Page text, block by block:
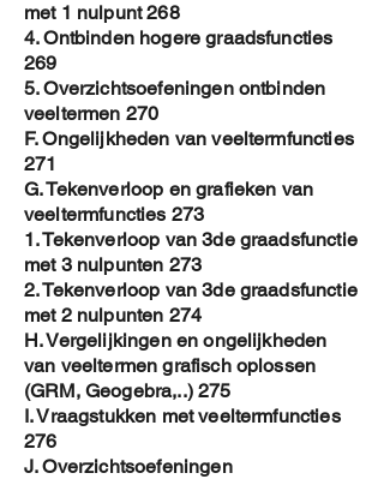
met 1 nulpunt 268
4. Ontbinden hogere graadsfuncties
269
5. Overzichtsoefeningen ontbinden
veeltermen 270
F. Ongelijkheden van veeltermfuncties
271
G. Tekenverloop en grafieken van
veeltermfuncties 273
1. Tekenverloop van 3de graadsfunctie
met 3 nulpunten 273
2. Tekenverloop van 3de graadsfunctie
met 2 nulpunten 274
H. Vergelijkingen en ongelijkheden
van veeltermen grafisch oplossen
(GRM, Geogebra,..) 275
I. Vraagstukken met veeltermfuncties
276
J. Overzichtsoefeningen